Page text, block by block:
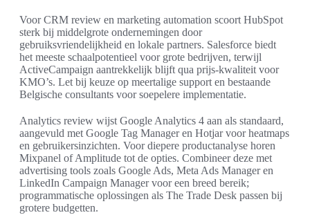
Voor CRM review en marketing automation scoort HubSpot
sterk bij middelgrote ondernemingen door
gebruiksvriendelijkheid en lokale partners. Salesforce biedt
het meeste schaalpotentieel voor grote bedrijven, terwijl
ActiveCampaign aantrekkelijk blijft qua prijs-kwaliteit voor
KMO’s. Let bij keuze op meertalige support en bestaande
Belgische consultants voor soepelere implementatie.
Analytics review wijst Google Analytics 4 aan als standaard,
aangevuld met Google Tag Manager en Hotjar voor heatmaps
en gebruikersinzichten. Voor diepere productanalyse horen
Mixpanel of Amplitude tot de opties. Combineer deze met
advertising tools zoals Google Ads, Meta Ads Manager en
LinkedIn Campaign Manager voor een breed bereik;
programmatische oplossingen als The Trade Desk passen bij
grotere budgetten.